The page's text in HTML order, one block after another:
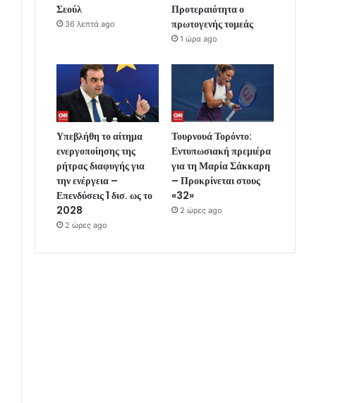
Σεούλ
36 λεπτά ago
Προτεραιότητα ο
πρωτογενής τομεάς
1 ώρα ago
Υπεβλήθη το αίτημα
ενεργοποίησης της
ρήτρας διαφυγής για
την ενέργεια –
Επενδύσεις 1 δισ. ως το
2028
2 ώρες ago
Τουρνουά Τορόντο:
Εντυπωσιακή πρεμιέρα
για τη Μαρία Σάκκαρη
– Προκρίνεται στους
«32»
2 ώρες ago